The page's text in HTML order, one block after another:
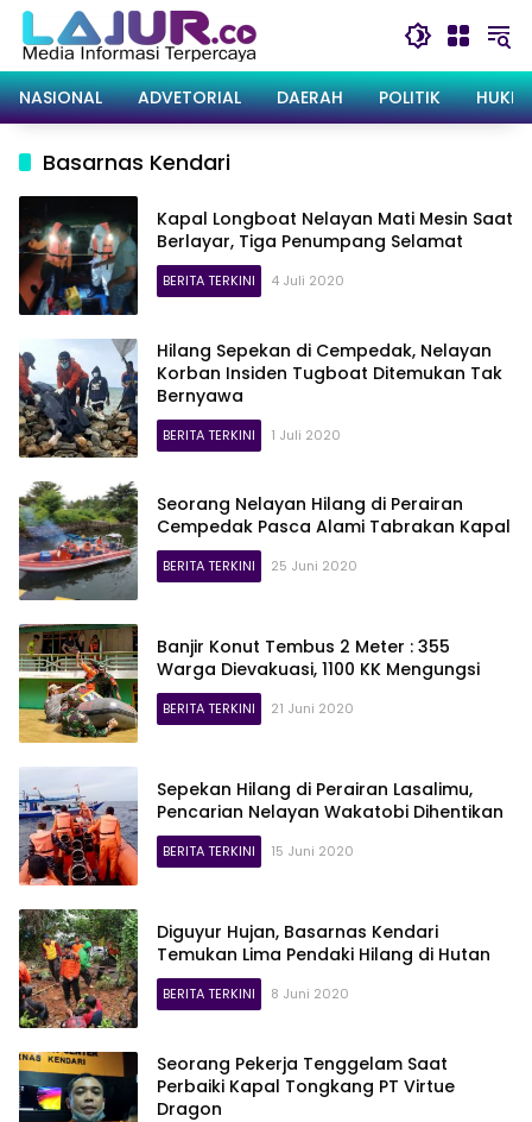
Langsung
konten
NASIONAL
ADVETORIAL DAERAH POLITIK
Basarnas Kendari
Kapal Longboat Nelayan Mati Mesin Saat
Berlayar, Tiga Penumpang Selamat
BERITA TERKINI 4 Juli 2020
Hilang Sepekan di Cempedak, Nelayan
Korban Insiden Tugboat Ditemukan Tak
Bernyawa
BERITA TERKINI 1 Juli 2020
Seorang Nelayan Hilang di Perairan
Cempedak Pasca Alami Tabrakan Kapal
BERITA TERKINI 25 Juni 2020
Banjir Konut Tembus 2 Meter : 355
Warga Dievakuasi, 1100 KK Mengungsi
BERITA TERKINI 21 Juni 2020
Sepekan Hilang di Perairan Lasalimu,
Pencarian Nelayan Wakatobi Dihentikan
BERITA TERKINI 15 Juni 2020
Diguyur Hujan, Basarnas Kendari
Temukan Lima Pendaki Hilang di Hutan
BERITA TERKINI 8 Juni 2020
Seorang Pekerja Tenggelam Saat
Perbaiki Kapal Tongkang PT Virtue
Dragon